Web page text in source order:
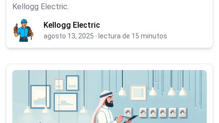
Kellogg Electric.
Kellogg Electric
agosto 13, 2025 · lectura de 15 minutos